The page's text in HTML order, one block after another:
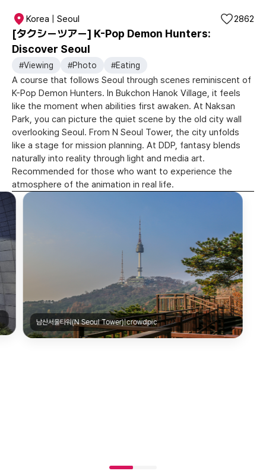
Korea | Seoul
[タクシーツアー] K-Pop Demon Hunters:
Discover Seoul
2862
#Viewing #Photo #Eating
A course that follows Seoul through scenes reminiscent of
K-Pop Demon Hunters. In Bukchon Hanok Village, it feels
like the moment when abilities first awaken. At Naksan
Park, you can picture the quiet scene by the old city wall
overlooking Seoul. From N Seoul Tower, the city unfolds
like a stage for mission planning. At DDP, fantasy blends
naturally into reality through light and media art.
Recommended for those who want to experience the
atmosphere of the animation in real life.
남산서울타워(N Seoul Tower)|crowdpic